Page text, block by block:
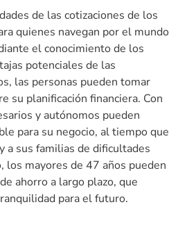
de las cotizaciones de los
quienes navegan por el mundo
el conocimiento de los
potenciales de las
las personas pueden tomar
su planificación financiera. Con
y autónomos pueden
para su negocio, al tiempo que
a sus familias de dificultades
los mayores de 47 años pueden
ahorro a largo plazo, que
para el futuro.